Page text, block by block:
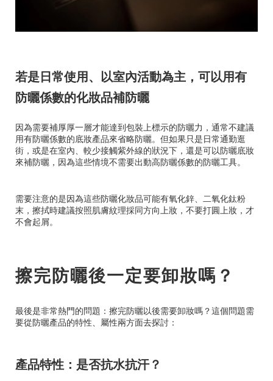
若是日常使用、以室內活動為主，可以用有
防曬係數的化妝品補防曬
因為需要補厚厚一層才能達到包裝上標示的防曬力，通常不建議
用有防曬係數的底妝產品來省略防曬。但如果只是日常通勤逛
街，或是在室內、較少接觸紫外線的狀況下，還是可以防曬底妝
來補防曬，因為這些情境不需要出動高防曬係數的防曬工具。
需要注意的是因為這些防曬化妝品可能有氧化鋅、二氧化鈦粉
末，擦拭時建議按照肌膚紋理採同方向上妝，不要打圓上妝，才
不會起屑。
擦完防曬後一定要卸妝嗎？
最後是非常熱門的問題：擦完防曬以後需要卸妝嗎？這個問題需
要從防曬產品的特性、屬性兩方面去探討：
產品特性：是否抗水抗汗？